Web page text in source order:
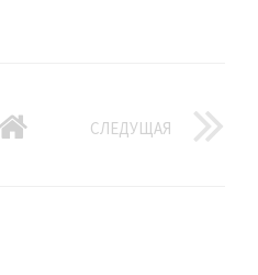
СЛЕДУЩАЯ